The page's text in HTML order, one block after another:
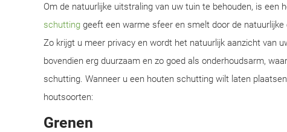
Om de natuurlijke uitstraling van uw tuin te behouden, is een
schutting geeft een warme sfeer en smelt door de
Zo krijgt u meer privacy en wordt het natuurlijk aanzicht van
bovendien erg duurzaam en zo goed als onderhoudsarm,
schutting. Wanneer u een houten schutting wilt laten
houtsoorten:
Grenen